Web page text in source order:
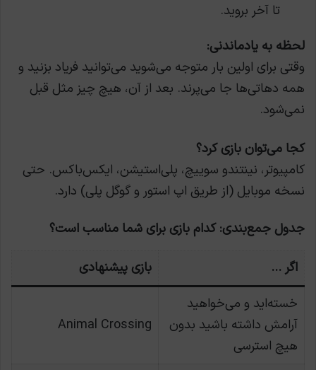
تا آخر بروید.
لحظه به یادماندنی:
وقتی برای اولین بار متوجه می‌شوید می‌توانید فریاد بزنید و
همه دهاتی‌ها جا می‌پرند. بعد از آن، هیچ چیز مثل قبل
نمی‌شود.
کجا می‌توان بازی کرد؟
کامپیوتر، نینتندو سوییچ، پلی‌استیشن، ایکس‌باکس. حتی
نسخه موبایل (از طریق اپ استور و گوگل پلی) دارد.
جدول جمع‌بندی: کدام بازی برای شما مناسب است؟
اگر …
بازی پیشنهادی
خسته‌اید و می‌خواهید
آرامش داشته باشید بدون
هیچ استرسی
Animal Crossing